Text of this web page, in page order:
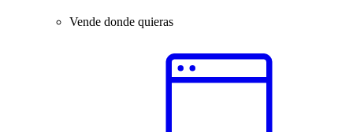
Vende donde quieras